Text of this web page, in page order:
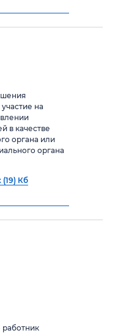
на
в качестве
органа или
органа
(19) Кб